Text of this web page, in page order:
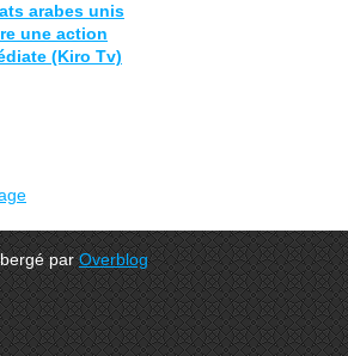
arabes unis
une action
(Kiro Tv)
parOverblog